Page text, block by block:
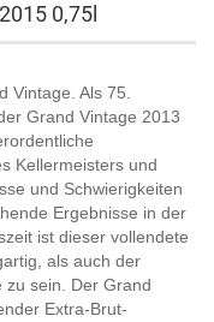
0,75l
Vintage. Als 75.
Grand Vintage 2013
Kellermeisters und
und Schwierigkeiten
Ergebnisse in der
ist dieser vollendete
als auch der
zu sein. Der Grand
Extra-Brut-